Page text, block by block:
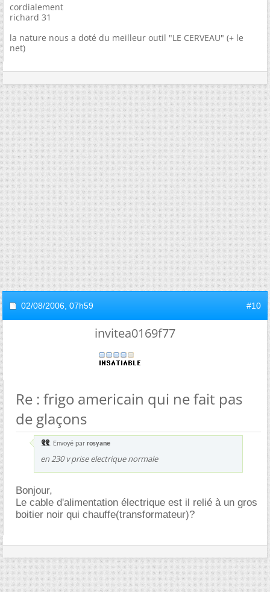
cordialement
richard 31
la nature nous a doté du meilleur outil "LE CERVEAU" (+ le
net)
02/08/2006, 07h59 #10
invitea0169f77
Re : frigo americain qui ne fait pas
de glaçons
Envoyé par rosyane
en 230 v prise electrique normale
Bonjour,
Le cable d'alimentation électrique est il relié à un gros
boitier noir qui chauffe(transformateur)?